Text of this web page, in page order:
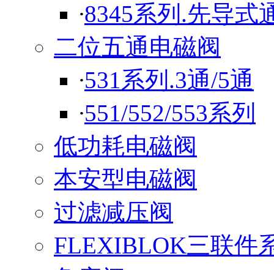
·8345系列.先导式
二位五通电磁阀
·531系列.3通/5通
·551/552/553系列
低功耗电磁阀
本安型电磁阀
过滤减压阀
FLEXIBLOK三联件